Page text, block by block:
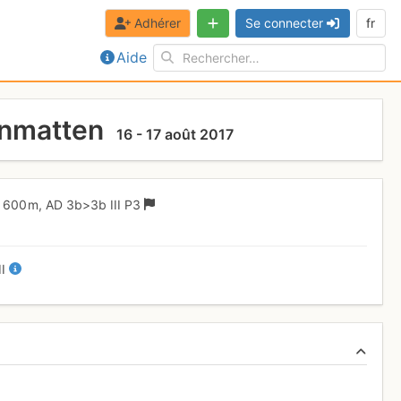
Aide
Adhérer Se connecter fr
16 - 17 août 2017
600 m, AD 3b>3b III P3